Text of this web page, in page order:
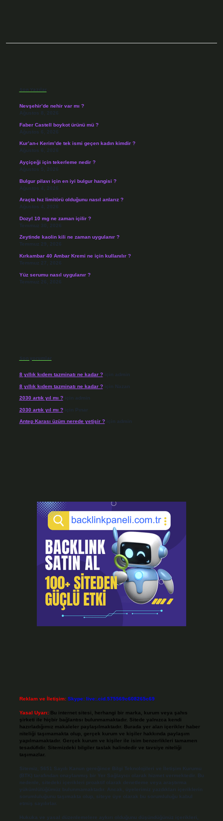
Son Yazılar
Nevşehir’de nehir var mı ?
Ağustos 8, 2026
Faber Castell boykot ürünü mü ?
Ağustos 6, 2026
Kur’an-ı Kerim’de tek ismi geçen kadın kimdir ?
Ağustos 6, 2026
Ayçiçeği için tekerleme nedir ?
Ağustos 5, 2026
Bulgur pilavı için en iyi bulgur hangisi ?
Ağustos 4, 2026
Araçta hız limitörü olduğunu nasıl anlarız ?
Ağustos 4, 2026
Dozyl 10 mg ne zaman içilir ?
Temmuz 30, 2026
Zeytinde kaolin kili ne zaman uygulanır ?
Temmuz 29, 2026
Kırkambar 40 Ambar Kremi ne için kullanılır ?
Temmuz 27, 2026
Yüz serumu nasıl uygulanır ?
Temmuz 26, 2026
Son yorumlar
8 yıllık kıdem tazminatı ne kadar ?için admin
8 yıllık kıdem tazminatı ne kadar ?için Nazan
2030 artık yıl mı ?için admin
2030 artık yıl mı ?için Pınar
Antep Karası üzüm nerede yetişir ?için admin
Reklam ve İletişim: Skype: live:.cid.575569c608265c69
Yasal Uyarı: Bu internet sitesi, herhangi bir marka, kurum veya şahıs
şirketi ile hiçbir bağlantısı bulunmamaktadır. Sitede yalnızca kendi
hazırladığımız makaleler paylaşılmaktadır. Burada yer alan içerikler haber
niteliği taşımamakta olup, gerçek kurum ve kişiler hakkında paylaşım
yapılmamaktadır. Gerçek kurum ve kişiler ile isim benzerlikleri tamamen
tesadüfidir. Sitemizdeki bilgiler taslak halindedir ve tavsiye niteliği
taşımazlar.
Sitemiz, 5651 Sayılı Kanun gereğince Bilgi Teknolojileri ve İletişim Kurumu
(BTK) tarafından onaylanmış bir Yer Sağlayıcı olarak hizmet vermektedir. Bu
nedenle, sitedeki içerikleri proaktif olarak denetleme veya araştırma
yükümlülüğümüz bulunmamaktadır. Ancak, üyelerimiz yazdıkları içeriklerin
sorumluluğunu taşımakta olup, siteye üye olarak bu sorumluluğu kabul
etmiş sayılırlar.
Hukuka ve yasal düzenlemelere aykırı olduğunu düşündüğünüz içerikleri,